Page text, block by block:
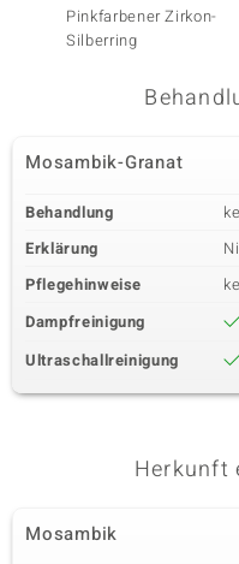
Pinkfarbener Zirkon-
Silberring
Mosambik-Granat
Behandlung
Erklärung
Pflegehinweise
Dampfreinigung
Ultraschallreinigung
Herkunft
Mosambik